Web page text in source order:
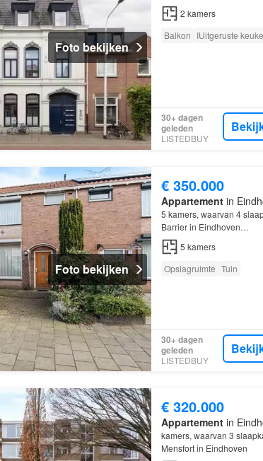
Foto bekijken
2 kamers
Balkon IUitgeruste
30+ dagen
geleden
LISTEDBUY
Foto bekijken
€ 350.000
Appartementin
5 kamers, waarvan 4
Barrier in Eindhoven…
5 kamers
Opslagruimte Tuin
30+ dagen
geleden
LISTEDBUY
€ 320.000
Appartementin
kamers, waarvan 3
Mensfort in Eindhoven